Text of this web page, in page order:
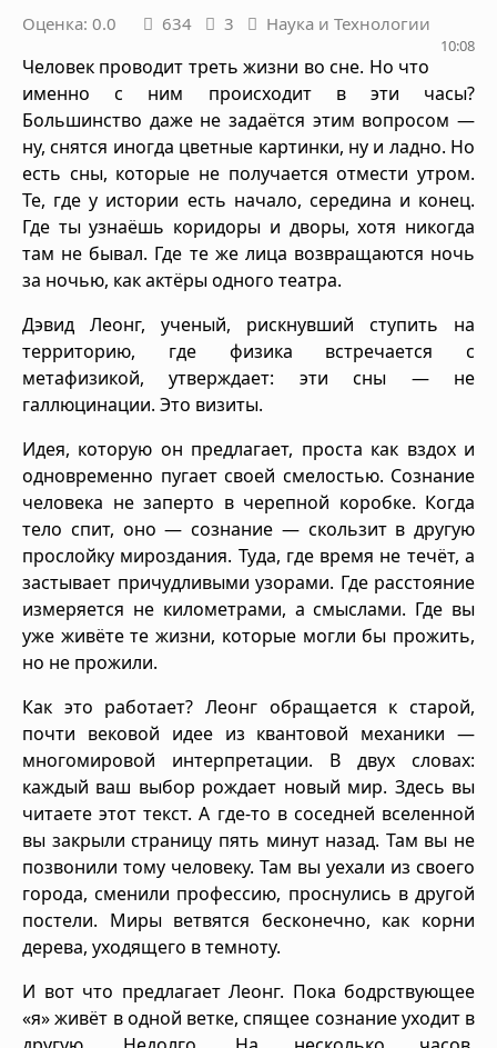
Оценка: 0.0 634 3 Наука и Технологии
10:08
Человек проводит треть жизни во сне. Но что
именно с ним происходит в эти часы?
Большинство даже не задаётся этим вопросом —
ну, снятся иногда цветные картинки, ну и ладно. Но
есть сны, которые не получается отмести утром.
Те, где у истории есть начало, середина и конец.
Где ты узнаёшь коридоры и дворы, хотя никогда
там не бывал. Где те же лица возвращаются ночь
за ночью, как актёры одного театра.
Дэвид Леонг, ученый, рискнувший ступить на
территорию, где физика встречается с
метафизикой, утверждает: эти сны — не
галлюцинации. Это визиты.
Идея, которую он предлагает, проста как вздох и
одновременно пугает своей смелостью. Сознание
человека не заперто в черепной коробке. Когда
тело спит, оно — сознание — скользит в другую
прослойку мироздания. Туда, где время не течёт, а
застывает причудливыми узорами. Где расстояние
измеряется не километрами, а смыслами. Где вы
уже живёте те жизни, которые могли бы прожить,
но не прожили.
Как это работает? Леонг обращается к старой,
почти вековой идее из квантовой механики —
многомировой интерпретации. В двух словах:
каждый ваш выбор рождает новый мир. Здесь вы
читаете этот текст. А где-то в соседней вселенной
вы закрыли страницу пять минут назад. Там вы не
позвонили тому человеку. Там вы уехали из своего
города, сменили профессию, проснулись в другой
постели. Миры ветвятся бесконечно, как корни
дерева, уходящего в темноту.
И вот что предлагает Леонг. Пока бодрствующее
«я» живёт в одной ветке, спящее сознание уходит в